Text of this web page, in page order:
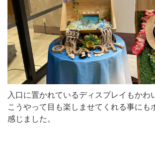
入口に置かれているディスプレイもかわ
こうやって目も楽しませてくれる事にも
感じました。